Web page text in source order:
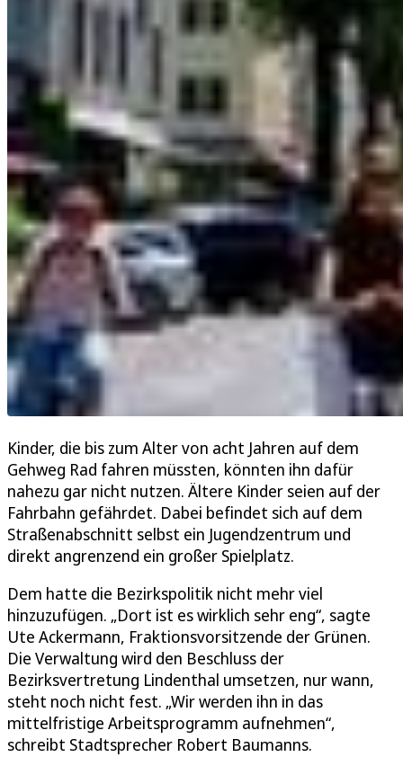
Kinder, die bis zum Alter von acht Jahren auf dem
Gehweg Rad fahren müssten, könnten ihn dafür
nahezu gar nicht nutzen. Ältere Kinder seien auf der
Fahrbahn gefährdet. Dabei befindet sich auf dem
Straßenabschnitt selbst ein Jugendzentrum und
direkt angrenzend ein großer Spielplatz.
Dem hatte die Bezirkspolitik nicht mehr viel
hinzuzufügen. „Dort ist es wirklich sehr eng“, sagte
Ute Ackermann, Fraktionsvorsitzende der Grünen.
Die Verwaltung wird den Beschluss der
Bezirksvertretung Lindenthal umsetzen, nur wann,
steht noch nicht fest. „Wir werden ihn in das
mittelfristige Arbeitsprogramm aufnehmen“,
schreibt Stadtsprecher Robert Baumanns.